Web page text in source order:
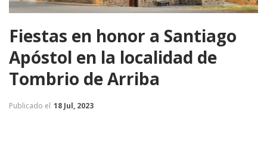
Fiestas en honor a Santiago
Apóstol en la localidad de
Tombrio de Arriba
Publicado el 18 Jul, 2023